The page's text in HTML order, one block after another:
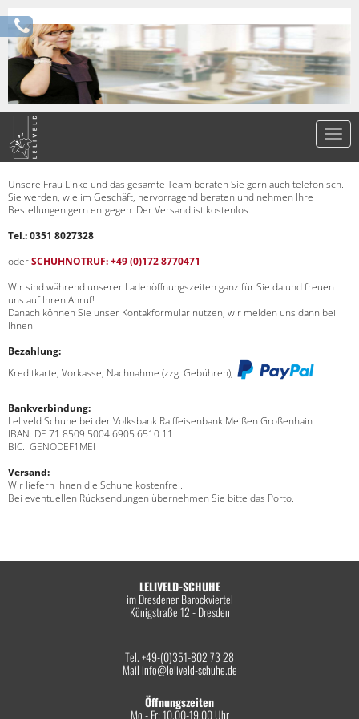
Unsere Frau Linke und das gesamte Team beraten Sie gern auch telefonisch.
Sie werden, wie im Geschäft, hervorragend beraten und nehmen Ihre
Bestellungen gern entgegen. Der Versand ist kostenlos.
Tel.: 0351 8027328
oderSCHUHNOTRUF: +49 (0)172 8770471
Wir sind während unserer Ladenöffnungszeiten ganz für Sie da und freuen
uns auf Ihren Anruf!
Danach können Sie unser Kontakformular nutzen, wir melden uns dann bei
Ihnen.
Bezahlung:
Kreditkarte, Vorkasse, Nachnahme (zzg. Gebühren),
Bankverbindung:
Leliveld Schuhe bei der Volksbank Raiffeisenbank Meißen Großenhain
IBAN: DE 71 8509 5004 6905 6510 11
BIC.: GENODEF1MEI
Versand:
Wir liefern Ihnen die Schuhe kostenfrei.
Bei eventuellen Rücksendungen übernehmen Sie bitte das Porto.
LELIVELD-SCHUHE
im Dresdener Barockviertel
Königstraße 12 - Dresden
Tel. +49-(0)351-802 73 28
Mail info@leliveld-schuhe.de
Öffnungszeiten
Mo - Fr: 10.00-19.00 Uhr